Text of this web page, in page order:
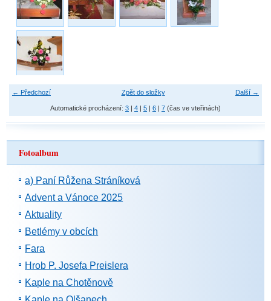
← Předchozí Další →
Zpět do složky
Automatické procházení: 3 | 4 | 5 | 6 | 7 (čas ve vteřinách)
Fotoalbum
a) Paní Růžena Stráníková
Advent a Vánoce 2025
Aktuality
Betlémy v obcích
Fara
Hrob P. Josefa Preislera
Kaple na Chotěnově